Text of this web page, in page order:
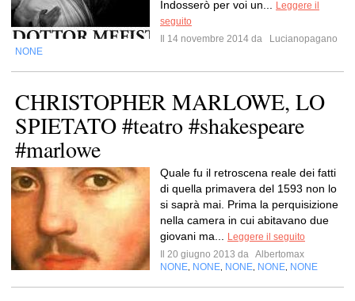
Indosserò per voi un...
Leggere il
seguito
Il 14 novembre 2014 da
Lucianopagano
NONE
CHRISTOPHER MARLOWE, LO
SPIETATO #teatro #shakespeare
#marlowe
Quale fu il retroscena reale dei fatti
di quella primavera del 1593 non lo
si saprà mai. Prima la perquisizione
nella camera in cui abitavano due
giovani ma...
Leggere il seguito
Il 20 giugno 2013 da Albertomax
NONE NONE NONE NONE NONE